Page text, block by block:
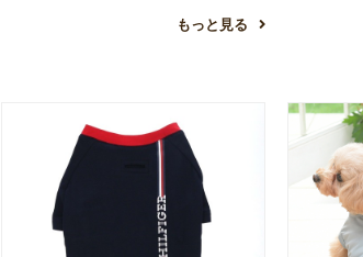
もっと見る
カートへ進む